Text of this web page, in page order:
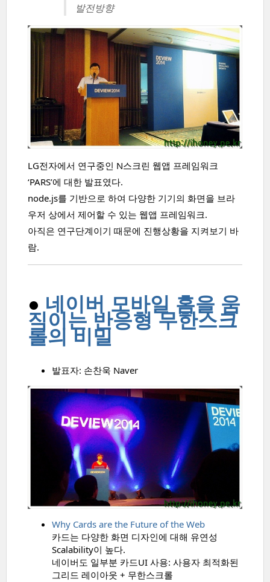
발전방향
LG전자에서 연구중인 N스크린 웹앱 프레임워크
‘PARS’에 대한 발표였다.
node.js를 기반으로 하여 다양한 기기의 화면을 브라
우저 상에서 제어할 수 있는 웹앱 프레임워크.
아직은 연구단계이기 때문에 진행상황을 지켜보기 바
람.
● 네이버 모바일 홈을 움
직이는 반응형 무한스크
롤의 비밀
발표자: 손찬욱 Naver
Why Cards are the Future of the Web
카드는 다양한 화면 디자인에 대해 유연성
Scalability이 높다.
네이버도 일부분 카드UI 사용: 사용자 최적화된
그리드 레이아웃 + 무한스크롤